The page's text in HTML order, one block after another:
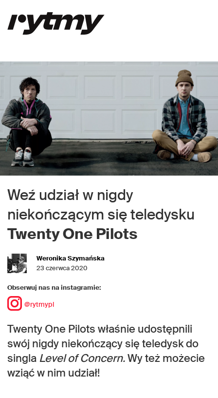
Weź udział w nigdy
niekończącym się teledysku
Twenty One Pilots
Weronika Szymańska
23 czerwca 2020
Obserwuj nas na instagramie:
@rytmypl
Twenty One Pilots właśnie udostępnili
swój nigdy niekończący się teledysk do
singla Level of Concern.Wy też możecie
wziąć w nim udział!